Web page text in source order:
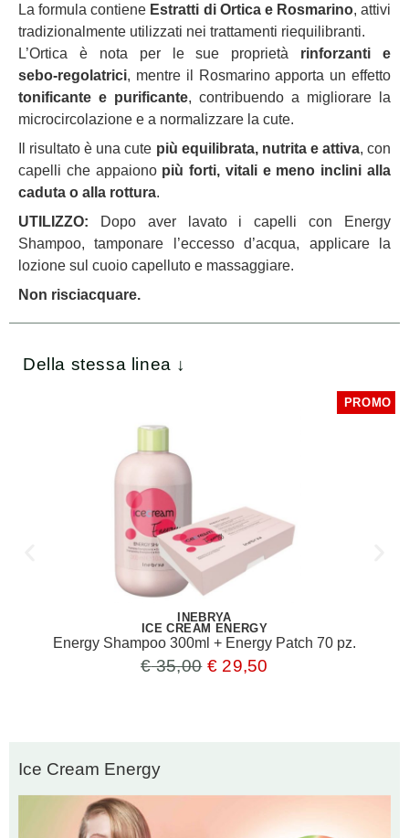
La formula contiene Estratti di Ortica e Rosmarino, attivi
tradizionalmente utilizzati nei trattamenti riequilibranti.
L’Ortica è nota per le sue proprietà rinforzanti e
sebo‑regolatrici, mentre il Rosmarino apporta un effetto
tonificante e purificante, contribuendo a migliorare la
microcircolazione e a normalizzare la cute.
Il risultato è una cute più equilibrata, nutrita e attiva, con
capelli che appaiono più forti, vitali e meno inclini alla
caduta o alla rottura.
UTILIZZO: Dopo aver lavato i capelli con Energy
Shampoo, tamponare l’eccesso d’acqua, applicare la
lozione sul cuoio capelluto e massaggiare.
Non risciacquare.
Della stessa linea ↓
PROMO
INEBRYA
ICE CREAM ENERGY
Energy Shampoo 300ml + Energy Patch 70 pz.
€35,00 €29,50
Ice Cream Energy